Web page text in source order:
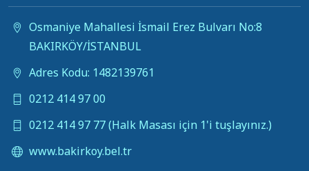
Osmaniye Mahallesi İsmail Erez Bulvarı No:8
BAKIRKÖY/İSTANBUL
Adres Kodu: 1482139761
0212 414 97 00
0212 414 97 77 (Halk Masası için 1'i tuşlayınız.)
www.bakirkoy.bel.tr